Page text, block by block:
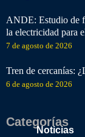
ANDE: Estudio de
la electricidad para
7 de agosto de 2026
Tren de cercanías:
6 de agosto de 2026
Categorías
Noticias